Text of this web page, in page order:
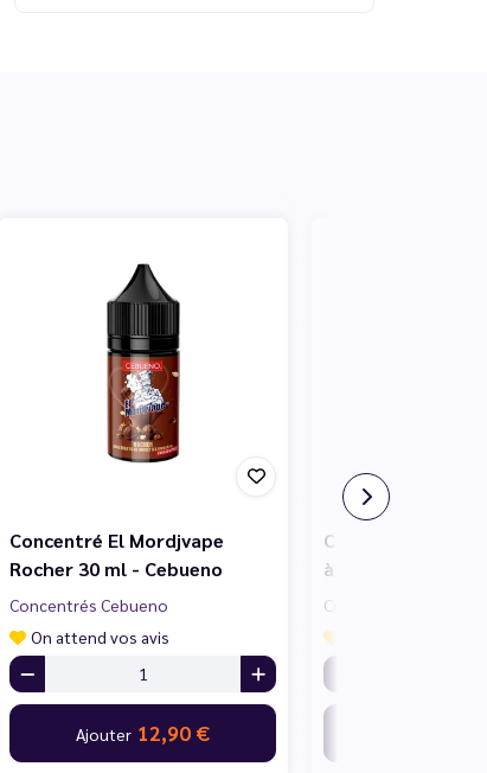
Concentré El Mordjvape
Rocher 30 ml - Cebueno
Concentrés Cebueno
On attend vos avis
Ajouter 12,90 €
Concentré El
à Tartiner 30 ml -
Concentrés Cebueno